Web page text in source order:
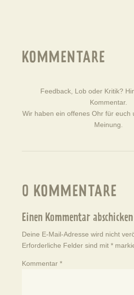
KOMMENTARE
Feedback, Lob oder Kritik?
Kommentar.
Wir haben ein offenes Ohr für euch
Meinung.
0 KOMMENTARE
Einen Kommentar abschicken
Deine E-Mail-Adresse wird nicht
Erforderliche Felder sind mit *
Kommentar *